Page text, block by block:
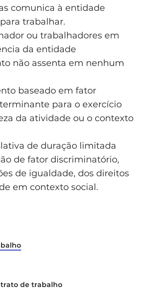
comunica à entidade
trabalhar.
ou trabalhadores em
da entidade
não assenta em nenhum
baseado em fator
para o exercício
da atividade ou o contexto
de duração limitada
de fator discriminatório,
de igualdade, dos direitos
em contexto social.
de trabalho